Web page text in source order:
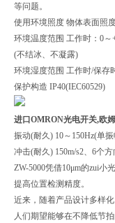
等问题。
使用环境照度 物体表面照
环境温度范围 工作时：0
(不结冰、不凝露)
环境湿度范围 工作时/保存
保护构造 IP40(IEC60529)
进口OMRON光电开关,欧
振动(耐久) 10～150Hz(单
冲击(耐久) 150m/s2、6个
ZW-5000凭借10μm的zui
提高位置检测精度。
近来，随着产品设计多样
人们期望能够在不降低节